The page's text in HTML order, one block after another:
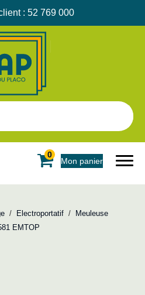
: 52 769 000
0
Mon panier
/ Electroportatif /
Meuleuse
EMTOP